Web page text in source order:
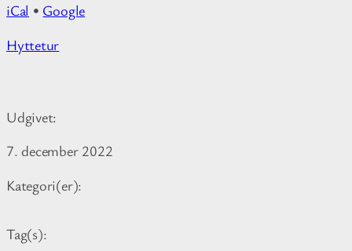
s
o
n
S
h
iCal • Google
M
i
n
f
o
a
Hyttetur
Udgivet:
7. december 2022
Kategori(er):
Tag(s):